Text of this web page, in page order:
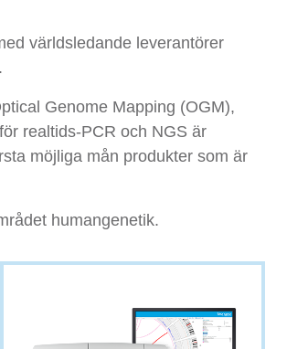
världsledande leverantörer
.
Genome Mapping (OGM),
realtids-PCR och NGS är
möjliga mån produkter som är
humangenetik.